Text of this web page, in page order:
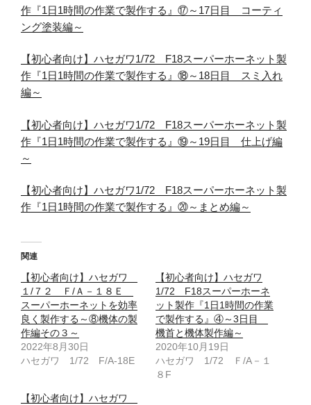
作『1日1時間の作業で製作する』⑰～17日目 コーティ
ング塗装編～
【初心者向け】ハセガワ1/72 F18スーパーホーネット製
作『1日1時間の作業で製作する』⑱～18日目 スミ入れ
編～
【初心者向け】ハセガワ1/72 F18スーパーホーネット製
作『1日1時間の作業で製作する』⑲～19日目 仕上げ編
～
【初心者向け】ハセガワ1/72 F18スーパーホーネット製
作『1日1時間の作業で製作する』⑳～まとめ編～
関連
【初心者向け】ハセガワ
１/７２ Ｆ/Ａ－１８Ｅ
スーパーホーネットを効率
良く製作する～⑧機体の製
作編その３～
2022年8月30日
ハセガワ 1/72 F/A-18E
【初心者向け】ハセガワ
1/72 F18スーパーホーネ
ット製作『1日1時間の作業
で製作する』④～3日目
機首と機体製作編～
2020年10月19日
ハセガワ 1/72 Ｆ/A－１
８F
【初心者向け】ハセガワ